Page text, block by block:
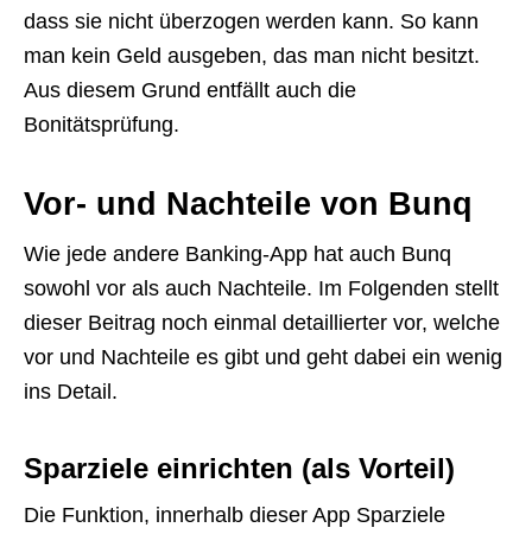
dass sie nicht überzogen werden kann. So kann
man kein Geld ausgeben, das man nicht besitzt.
Aus diesem Grund entfällt auch die
Bonitätsprüfung.
Vor- und Nachteile von Bunq
Wie jede andere Banking-App hat auch Bunq
sowohl vor als auch Nachteile. Im Folgenden stellt
dieser Beitrag noch einmal detaillierter vor, welche
vor und Nachteile es gibt und geht dabei ein wenig
ins Detail.
Sparziele einrichten (als Vorteil)
Die Funktion, innerhalb dieser App Sparziele